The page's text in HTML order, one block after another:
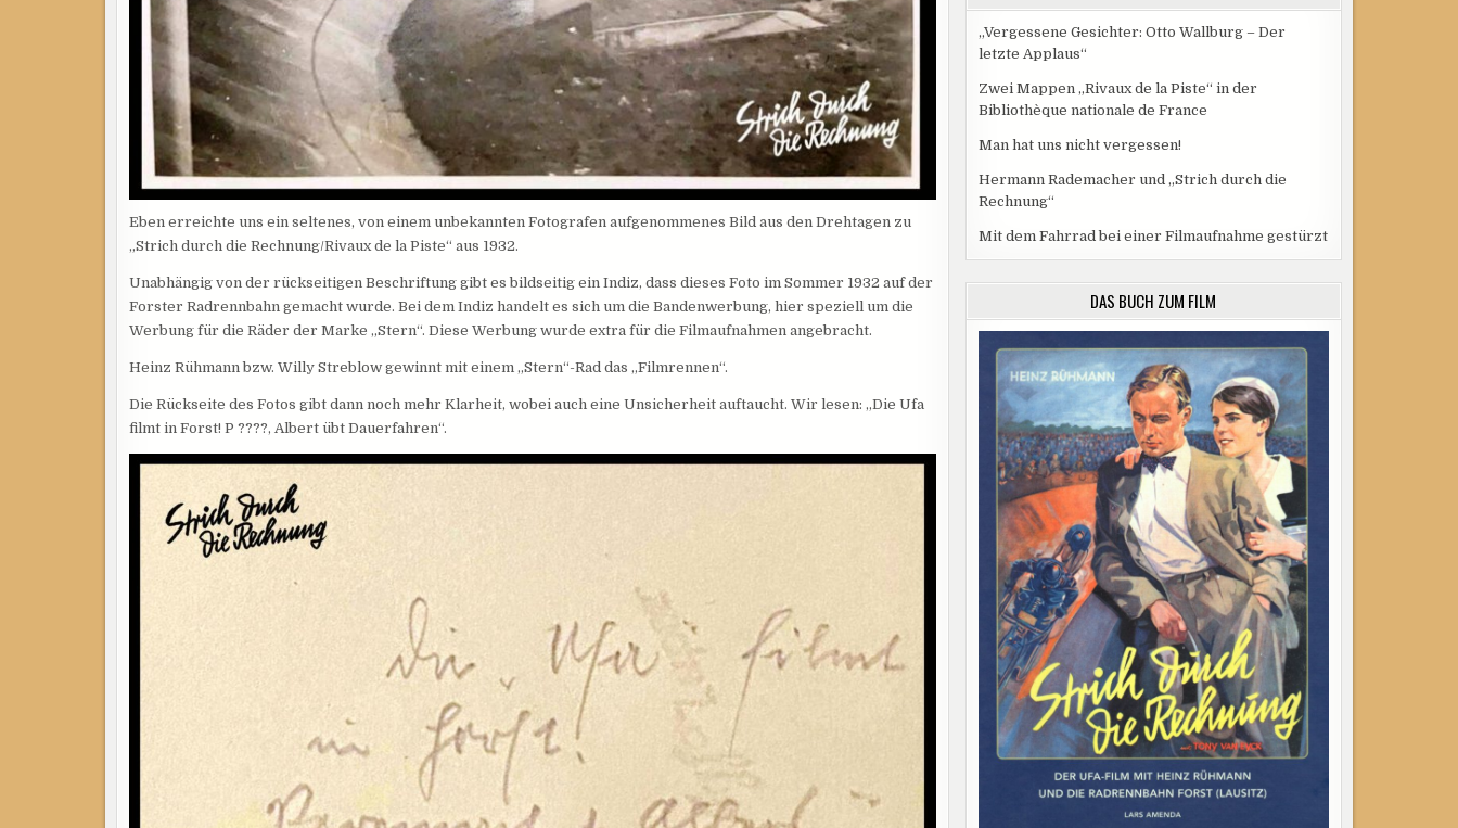
Eben erreichte uns ein seltenes, von einem unbekannten Fotografen aufgenommenes Bild aus den Drehtagen zu
„Strich durch die Rechnung/Rivaux de la Piste“ aus 1932.
Unabhängig von der rückseitigen Beschriftung gibt es bildseitig ein Indiz, dass dieses Foto im Sommer 1932 auf der
Forster Radrennbahn gemacht wurde. Bei dem Indiz handelt es sich um die Bandenwerbung, hier speziell um die
Werbung für die Räder der Marke „Stern“. Diese Werbung wurde extra für die Filmaufnahmen angebracht.
Heinz Rühmann bzw. Willy Streblow gewinnt mit einem „Stern“-Rad das „Filmrennen“.
Die Rückseite des Fotos gibt dann noch mehr Klarheit, wobei auch eine Unsicherheit auftaucht. Wir lesen: „Die Ufa
filmt in Forst! P ????, Albert übt Dauerfahren“.
„Vergessene Gesichter: Otto Wallburg – Der
letzte Applaus“
Zwei Mappen „Rivaux de la Piste“ in der
Bibliothèque nationale de France
Man hat uns nicht vergessen!
Hermann Rademacher und „Strich durch die
Rechnung“
Mit dem Fahrrad bei einer Filmaufnahme gestürzt
DAS BUCH ZUM FILM